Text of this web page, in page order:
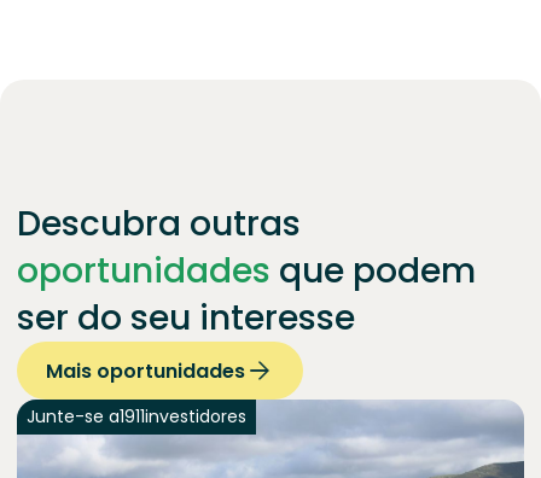
Descubra outras
oportunidades que podem
ser do seu interesse
Mais oportunidades
Junte-se a1911investidores